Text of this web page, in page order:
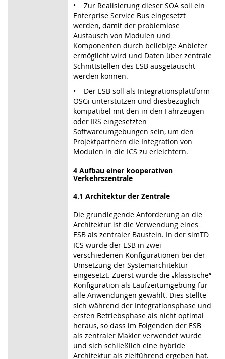
• Zur Realisierung dieser SOA soll ein
Enterprise Service Bus eingesetzt
werden, damit der problemlose
Austausch von Modulen und
Komponenten durch beliebige Anbieter
ermöglicht wird und Daten über zentrale
Schnittstellen des ESB ausgetauscht
werden können.
• Der ESB soll als Integrationsplattform
OSGi unterstützen und diesbezüglich
kompatibel mit den in den Fahrzeugen
oder IRS eingesetzten
Softwareumgebungen sein, um den
Projektpartnern die Integration von
Modulen in die ICS zu erleichtern.
4 Aufbau einer kooperativen
Verkehrszentrale
4.1 Architektur der Zentrale
Die grundlegende Anforderung an die
Architektur ist die Verwendung eines
ESB als zentraler Baustein. In der simTD
ICS wurde der ESB in zwei
verschiedenen Konfigurationen bei der
Umsetzung der Systemarchitektur
eingesetzt. Zuerst wurde die „klassische“
Konfiguration als Laufzeitumgebung für
alle Anwendungen gewählt. Dies stellte
sich während der Integrationsphase und
ersten Betriebsphase als nicht optimal
heraus, so dass im Folgenden der ESB
als zentraler Makler verwendet wurde
und sich schließlich eine hybride
Architektur als zielführend ergeben hat.